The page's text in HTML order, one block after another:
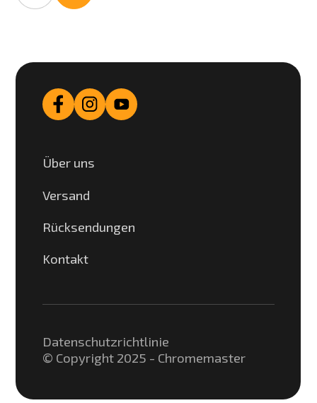
Über uns
Versand
Rücksendungen
Kontakt
© Copyright 2025 - Chromemaster
Datenschutzrichtlinie